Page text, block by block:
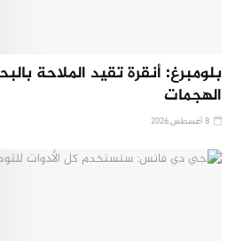
بلومبرغ: أنقرة تقيد الملاحة
الهجمات